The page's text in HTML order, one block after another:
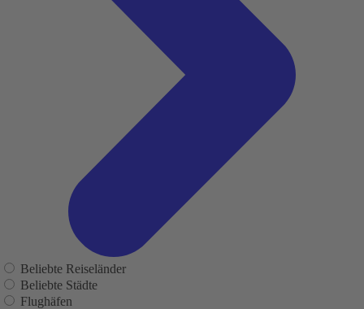
Beliebte Reiseländer
Beliebte Städte
Flughäfen